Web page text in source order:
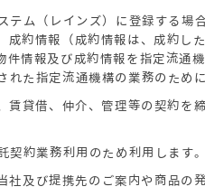
ム（レインズ）に登録する場
約情報（成約情報は、成約し
情報及び成約情報を指定流通
た指定流通機構の業務のために
貸借、仲介、管理等の契約を
約業務利用のため利用します。
及び提携先のご案内や商品の